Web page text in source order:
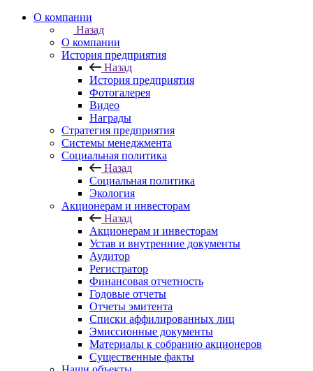
О компании
Назад
О компании
История предприятия
Назад
История предприятия
Фотогалерея
Видео
Награды
Стратегия предприятия
Системы менеджмента
Социальная политика
Назад
Социальная политика
Экология
Акционерам и инвесторам
Назад
Акционерам и инвесторам
Устав и внутренние документы
Аудитор
Регистратор
Финансовая отчетность
Годовые отчеты
Отчеты эмитента
Списки аффилированных лиц
Эмиссионные документы
Материалы к собранию акционеров
Существенные факты